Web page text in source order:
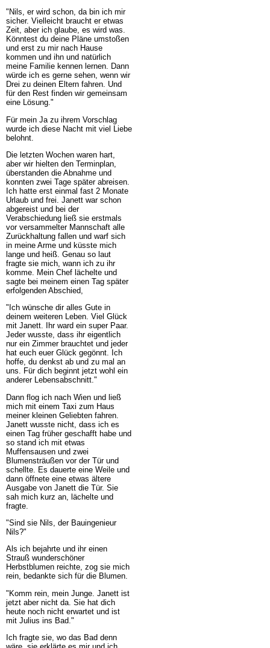
"Nils, er wird schon, da bin ich mir
sicher. Vielleicht braucht er etwas
Zeit, aber ich glaube, es wird was.
Könntest du deine Pläne umstoßen
und erst zu mir nach Hause
kommen und ihn und natürlich
meine Familie kennen lernen. Dann
würde ich es gerne sehen, wenn wir
Drei zu deinen Eltern fahren. Und
für den Rest finden wir gemeinsam
eine Lösung."
Für mein Ja zu ihrem Vorschlag
wurde ich diese Nacht mit viel Liebe
belohnt.
Die letzten Wochen waren hart,
aber wir hielten den Terminplan,
überstanden die Abnahme und
konnten zwei Tage später abreisen.
Ich hatte erst einmal fast 2 Monate
Urlaub und frei. Janett war schon
abgereist und bei der
Verabschiedung ließ sie erstmals
vor versammelter Mannschaft alle
Zurückhaltung fallen und warf sich
in meine Arme und küsste mich
lange und heiß. Genau so laut
fragte sie mich, wann ich zu ihr
komme. Mein Chef lächelte und
sagte bei meinem einen Tag später
erfolgenden Abschied,
"Ich wünsche dir alles Gute in
deinem weiteren Leben. Viel Glück
mit Janett. Ihr ward ein super Paar.
Jeder wusste, dass ihr eigentlich
nur ein Zimmer brauchtet und jeder
hat euch euer Glück gegönnt. Ich
hoffe, du denkst ab und zu mal an
uns. Für dich beginnt jetzt wohl ein
anderer Lebensabschnitt."
Dann flog ich nach Wien und ließ
mich mit einem Taxi zum Haus
meiner kleinen Geliebten fahren.
Janett wusste nicht, dass ich es
einen Tag früher geschafft habe und
so stand ich mit etwas
Muffensausen und zwei
Blumensträußen vor der Tür und
schellte. Es dauerte eine Weile und
dann öffnete eine etwas ältere
Ausgabe von Janett die Tür. Sie
sah mich kurz an, lächelte und
fragte.
"Sind sie Nils, der Bauingenieur
Nils?"
Als ich bejahrte und ihr einen
Strauß wunderschöner
Herbstblumen reichte, zog sie mich
rein, bedankte sich für die Blumen.
"Komm rein, mein Junge. Janett ist
jetzt aber nicht da. Sie hat dich
heute noch nicht erwartet und ist
mit Julius ins Bad."
Ich fragte sie, wo das Bad denn